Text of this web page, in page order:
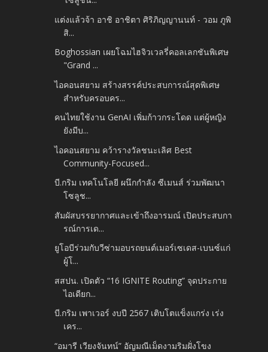
แต่งแล้วจ้า อาชิ อาชิตา ศิริภิญญานนท์ - วอม ภูพิ
สิ...
Boghossian เผยโฉมไฮจิวเวลรี่คอลเลกชันพิเศษ
"Grand ...
ไอคอนสยาม สร้างสรรค์ประสบการณ์สุดพิเศษ
สำหรับครอบคร...
คนไทยใช้งาน GenAI เพิ่มก้าวกระโดด แต่ผู้หญิง
ยังมีบ...
ไอคอนสยาม คว้ารางวัลชนะเลิศ Best
Community-Focused...
บี.กริม เทคโนโลยี ผนึกกำลัง ซีเมนส์ ร่วมพัฒนา
โซลูช...
สัมผัสบรรยากาศและเข้าถึงอารมณ์ เปิดประสบกา
รณ์การเด...
ยูโอบีร่วมกับวีซ่ามอบรถยนต์เมอร์เซเดส-เบนซ์แก่
ผู้โ...
สสปน. เปิดตัว “16 IGNITE Routing” จุดประกาย
ไอเดียก...
บี.กริม เพาเวอร์ งบปี 2567 เติบโตแข็งแกร่ง เร่ง
เคร...
“อมารี เวียงจันทน์” อัญมณีเม็ดงามริมฝั่งโขง